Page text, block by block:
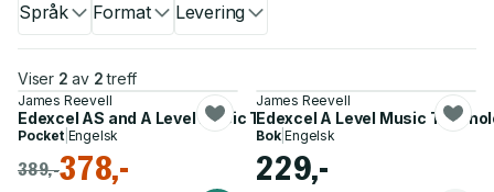
Språk Format Levering
Viser 2 av 2 treff
James Reevell
Edexcel AS and A Level Music Technology Listening Tests
Pocket| Engelsk
389,-378,-
James Reevell
Edexcel A Level Music
Bok|Engelsk
229,-